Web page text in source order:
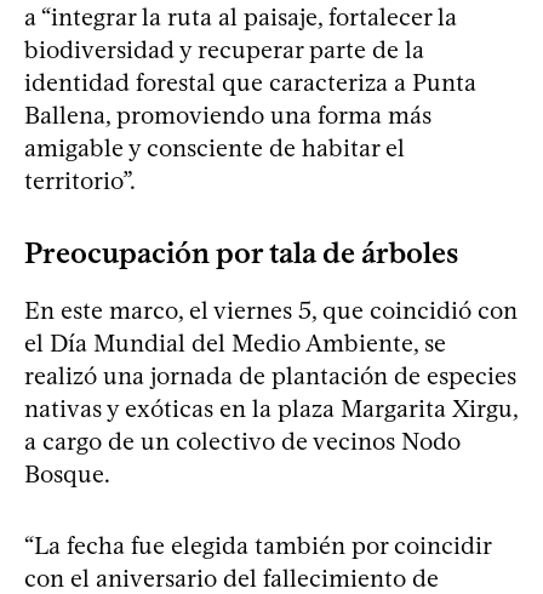
a “integrar la ruta al paisaje, fortalecer la
biodiversidad y recuperar parte de la
identidad forestal que caracteriza a Punta
Ballena, promoviendo una forma más
amigable y consciente de habitar el
territorio”.
Preocupación por tala de árboles
En este marco, el viernes 5, que coincidió con
el Día Mundial del Medio Ambiente, se
realizó una jornada de plantación de especies
nativas y exóticas en la plaza Margarita Xirgu,
a cargo de un colectivo de vecinos Nodo
Bosque.
“La fecha fue elegida también por coincidir
con el aniversario del fallecimiento de